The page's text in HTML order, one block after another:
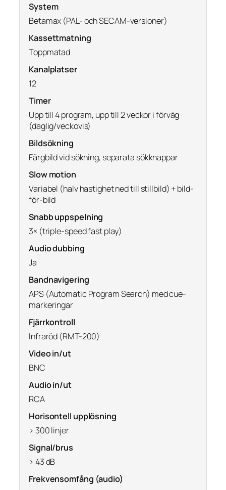
System
Betamax (PAL- och SECAM-versioner)
Kassettmatning
Toppmatad
Kanalplatser
12
Timer
Upp till 4 program, upp till 2 veckor i förväg
(daglig/veckovis)
Bildsökning
Färgbild vid sökning, separata sökknappar
Slow motion
Variabel (halv hastighet ned till stillbild) + bild-
för-bild
Snabb uppspelning
3× (triple-speed fast play)
Audio dubbing
Ja
Bandnavigering
APS (Automatic Program Search) med cue-
markeringar
Fjärrkontroll
Infraröd (RMT-200)
Video in/ut
BNC
Audio in/ut
RCA
Horisontell upplösning
> 300 linjer
Signal/brus
> 43 dB
Frekvensomfång (audio)